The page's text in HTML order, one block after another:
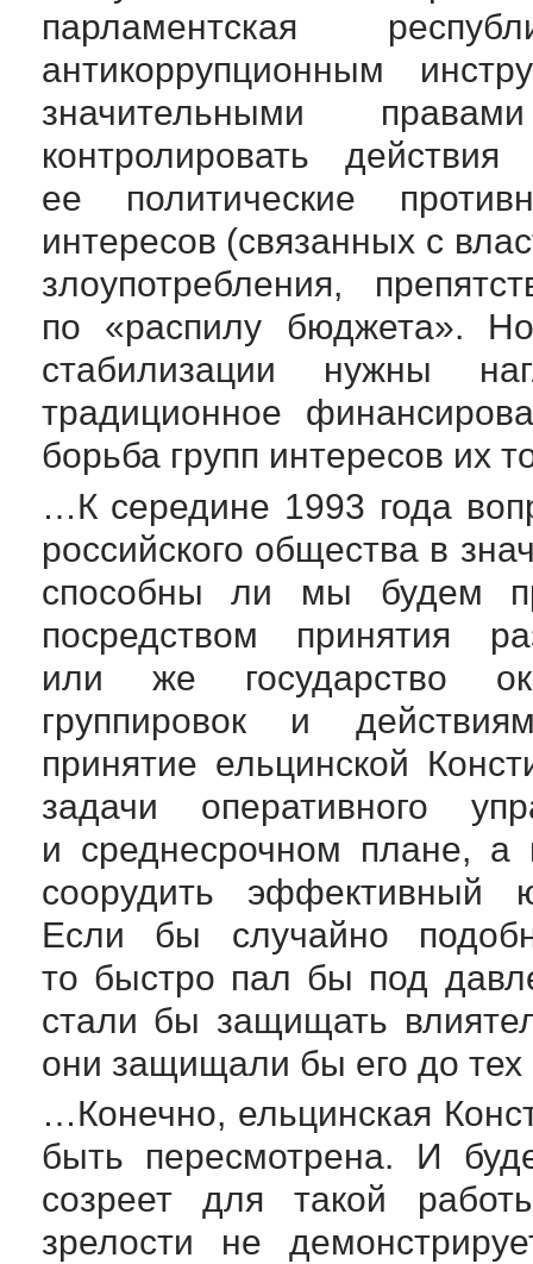
парламентская
антикоррупционным
значительными
контролировать
ее политические
интересов (связанных с
злоупотребления,
по «распилу бюджета».
стабилизации нужны
традиционное
борьба групп интересов их
…К середине 1993 года
российского общества в
способны ли мы будем
посредством принятия
или же государство
группировок и
принятие ельцинской
задачи оперативного
и среднесрочном плане,
соорудить эффективный
Если бы случайно
то быстро пал бы под
стали бы защищать
они защищали бы его до
…Конечно, ельцинская
быть пересмотрена. И
созреет для такой
зрелости не